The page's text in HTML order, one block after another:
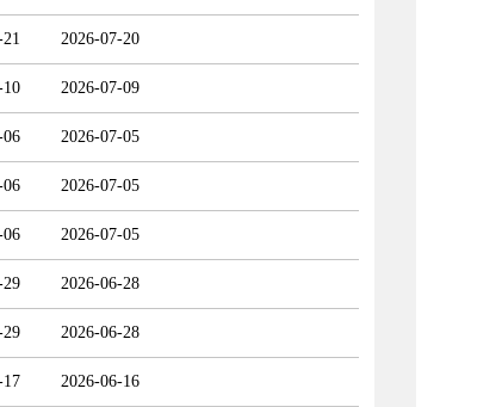
2026-07-20
10 2026-07-09
06 2026-07-05
06 2026-07-05
06 2026-07-05
29 2026-06-28
29 2026-06-28
17 2026-06-16